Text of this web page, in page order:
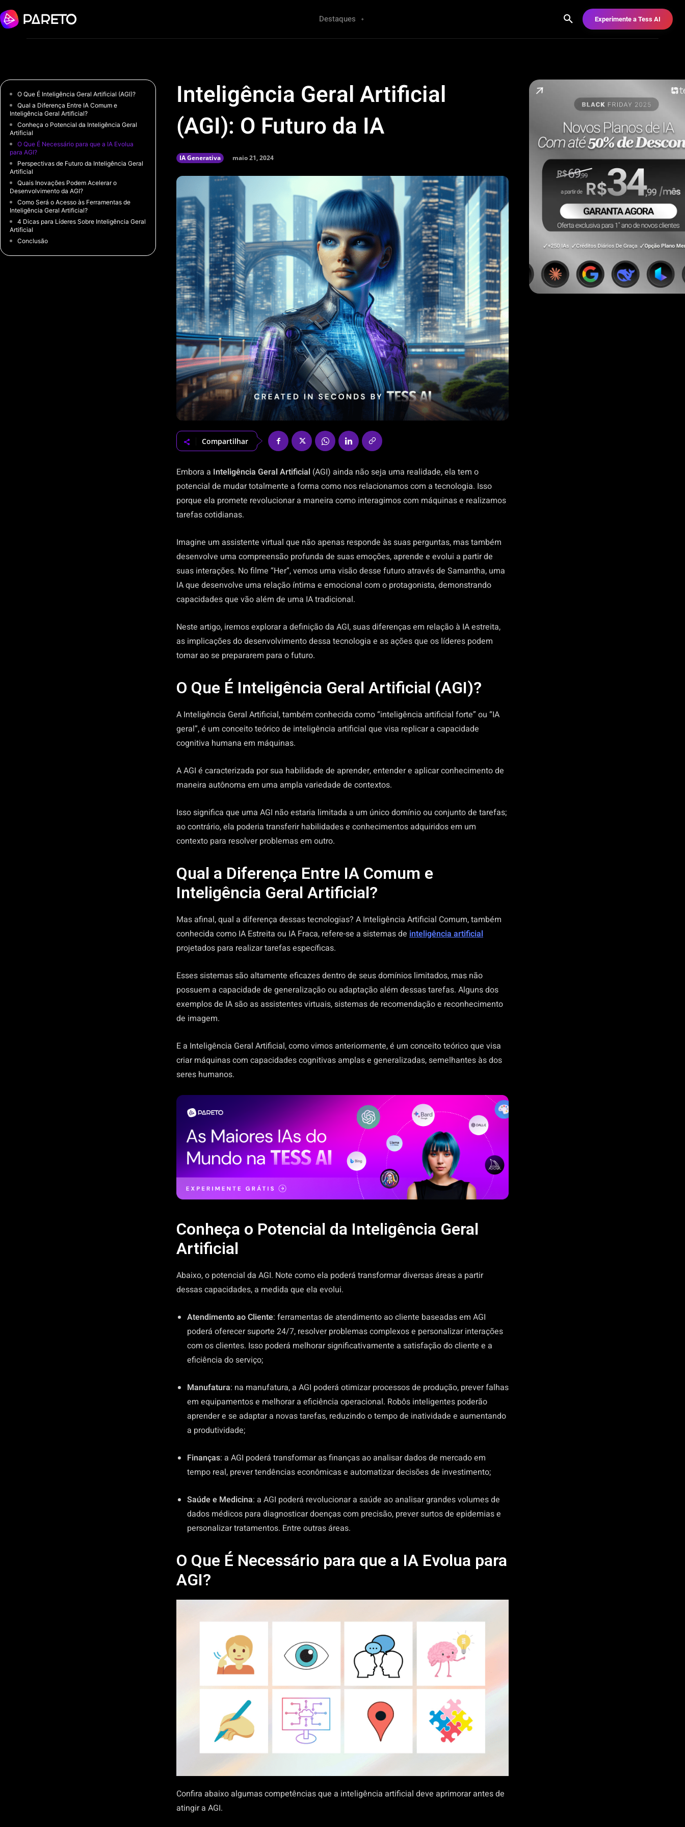
Destaques Experimente a Tess AI
O Que É Inteligência Geral Artificial (AGI)?
Qual a Diferença Entre IA Comum e
Inteligência Geral Artificial?
Conheça o Potencial da Inteligência Geral
Artificial
O Que É Necessário para que a IA Evolua
para AGI?
Perspectivas de Futuro da Inteligência Geral
Artificial
Quais Inovações Podem Acelerar o
Desenvolvimento da AGI?
Como Será o Acesso às Ferramentas de
Inteligência Geral Artificial?
4 Dicas para Líderes Sobre Inteligência Geral
Artificial
Conclusão
Inteligência Geral Artificial
(AGI): O Futuro da IA
IA Generativa maio 21, 2024
Compartilhar
Embora a Inteligência Geral Artificial (AGI) ainda não seja uma realidade, ela tem o
potencial de mudar totalmente a forma como nos relacionamos com a tecnologia. Isso
porque ela promete revolucionar a maneira como interagimos com máquinas e realizamos
tarefas cotidianas.
Imagine um assistente virtual que não apenas responde às suas perguntas, mas também
desenvolve uma compreensão profunda de suas emoções, aprende e evolui a partir de
suas interações. No filme “Her”, vemos uma visão desse futuro através de Samantha, uma
IA que desenvolve uma relação íntima e emocional com o protagonista, demonstrando
capacidades que vão além de uma IA tradicional.
Neste artigo, iremos explorar a definição da AGI, suas diferenças em relação à IA estreita,
as implicações do desenvolvimento dessa tecnologia e as ações que os líderes podem
tomar ao se prepararem para o futuro.
O Que É Inteligência Geral Artificial (AGI)?
A Inteligência Geral Artificial, também conhecida como “inteligência artificial forte” ou “IA
geral”, é um conceito teórico de inteligência artificial que visa replicar a capacidade
cognitiva humana em máquinas.
A AGI é caracterizada por sua habilidade de aprender, entender e aplicar conhecimento de
maneira autônoma em uma ampla variedade de contextos.
Isso significa que uma AGI não estaria limitada a um único domínio ou conjunto de tarefas;
ao contrário, ela poderia transferir habilidades e conhecimentos adquiridos em um
contexto para resolver problemas em outro.
Qual a Diferença Entre IA Comum e
Inteligência Geral Artificial?
Mas afinal, qual a diferença dessas tecnologias? A Inteligência Artificial Comum, também
conhecida como IA Estreita ou IA Fraca, refere-se a sistemas de inteligência artificial
projetados para realizar tarefas específicas.
Esses sistemas são altamente eficazes dentro de seus domínios limitados, mas não
possuem a capacidade de generalização ou adaptação além dessas tarefas. Alguns dos
exemplos de IA são as assistentes virtuais, sistemas de recomendação e reconhecimento
de imagem.
E a Inteligência Geral Artificial, como vimos anteriormente, é um conceito teórico que visa
criar máquinas com capacidades cognitivas amplas e generalizadas, semelhantes às dos
seres humanos.
Conheça o Potencial da Inteligência Geral
Artificial
Abaixo, o potencial da AGI. Note como ela poderá transformar diversas áreas a partir
dessas capacidades, a medida que ela evolui.
Atendimento ao Cliente: ferramentas de atendimento ao cliente baseadas em AGI
poderá oferecer suporte 24/7, resolver problemas complexos e personalizar interações
com os clientes. Isso poderá melhorar significativamente a satisfação do cliente e a
eficiência do serviço;
Manufatura: na manufatura, a AGI poderá otimizar processos de produção, prever falhas
em equipamentos e melhorar a eficiência operacional. Robôs inteligentes poderão
aprender e se adaptar a novas tarefas, reduzindo o tempo de inatividade e aumentando
a produtividade;
Finanças: a AGI poderá transformar as finanças ao analisar dados de mercado em
tempo real, prever tendências econômicas e automatizar decisões de investimento;
Saúde e Medicina: a AGI poderá revolucionar a saúde ao analisar grandes volumes de
dados médicos para diagnosticar doenças com precisão, prever surtos de epidemias e
personalizar tratamentos. Entre outras áreas.
O Que É Necessário para que a IA Evolua para
AGI?
Confira abaixo algumas competências que a inteligência artificial deve aprimorar antes de
atingir a AGI.